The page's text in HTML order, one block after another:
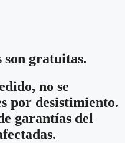
son gratuitas.
no se
por desistimiento.
garantías del